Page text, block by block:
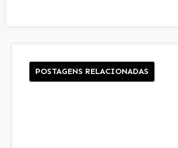
POSTAGENS RELACIONADAS